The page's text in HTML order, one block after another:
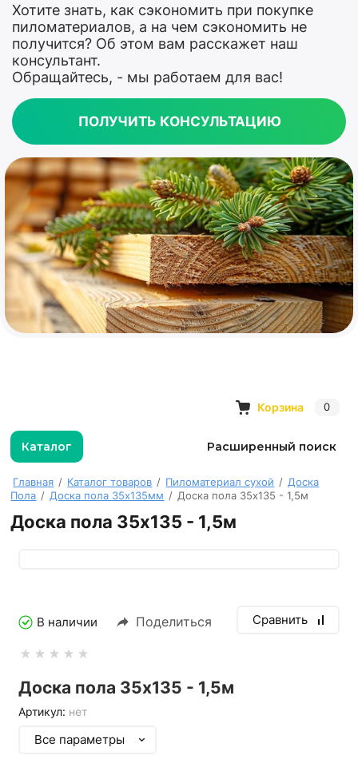
Хотите знать, как сэкономить при покупке
пиломатериалов, а на чем сэкономить не
получится? Об этом вам расскажет наш
консультант.
Обращайтесь, - мы работаем для вас!
ПОЛУЧИТЬ КОНСУЛЬТАЦИЮ
Корзина 0
Каталог Расширенный поиск
Главная / Каталог товаров / Пиломатериал сухой / Доска
Пола / Доска пола 35х135мм / Доска пола 35х135 - 1,5м
Доска пола 35х135 - 1,5м
В наличии Поделиться Сравнить
Доска пола 35х135 - 1,5м
Артикул: нет
Все параметры